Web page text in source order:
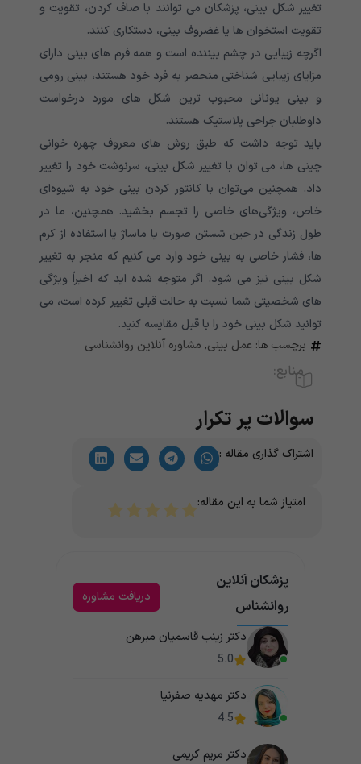
تغییر شکل بینی، پزشکان می توانند با صاف کردن، تقویت و
تقویت استخوان ها یا غضروف بینی، دستکاری کنند.
اگرچه زیبایی در چشم بیننده است و همه فرم های بینی دارای
مزایای زیبایی شناختی منحصر به فرد خود هستند، بینی رومی
و بینی یونانی محبوب ترین شکل های مورد درخواست
داوطلبان جراحی پلاستیک هستند.
باید توجه داشت که طبق روش های معروف چهره خوانی
چینی ها، می توان با تغییر شکل بینی، سرنوشت خود را تغییر
داد. همچنین می‌توان با کانتور کردن بینی خود به شیوه‌ای
خاص، ویژگی‌های خاصی را تجسم بخشید. همچنین، ما در
طول زندگی در حین شستن صورت یا ماساژ یا استفاده از کرم
ها، فشار خاصی به بینی خود وارد می کنیم که منجر به تغییر
شکل بینی نیز می شود. اگر متوجه شده اید که اخیراً ویژگی
های شخصیتی شما نسبت به حالت قبلی تغییر کرده است، می
توانید شکل بینی خود را با قبل مقایسه کنید.
برچسب ها: عمل بینی, مشاوره آنلاین روانشناسی
منابع:
سوالات پر تکرار
اشتراک گذاری مقاله :
امتیاز شما به این مقاله:
پزشکان آنلاین
روانشناس
دریافت مشاوره
دکتر زینب قاسمیان مبرهن
5.0
دکتر مهدیه صفرنیا
4.5
دکتر مریم کریمی